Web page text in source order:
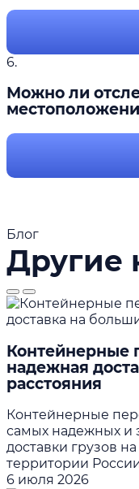
6.
Можно ли
Блог
Другие
Контейнерные
надежная
расстояния
Контейнерные
самых надежных и
доставки грузов
территории
6 июля 2026